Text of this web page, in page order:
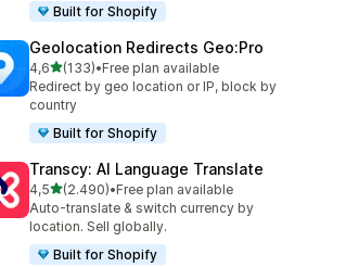
Built for Shopify
Geolocation Redirects Geo:Pro
4,65 yıldız üzerinden
(133)
toplam 133 değerlendirme
•Free plan available
Redirect by geo location or IP, block by
country
Built for Shopify
Transcy: AI Language Translate
4,55 yıldız üzerinden
(2.490)
toplam 2490 değerlendirme
•Free plan available
Auto-translate & switch currency by
location. Sell globally.
Built for Shopify